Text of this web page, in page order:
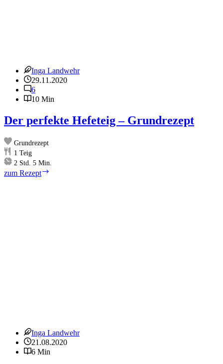
Inga Landwehr
29.11.2020
6
10 Min
Der perfekte Hefeteig – Grundrezept
Grundrezept
1 Teig
2 Stunden
Std. 5 Minuten
Min.
zum Rezept
Inga Landwehr
21.08.2020
6 Min